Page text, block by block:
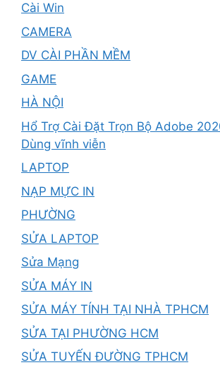
Cài Win
CAMERA
DV CÀI PHẦN MỀM
GAME
HÀ NỘI
Hổ Trợ Cài Đặt Trọn Bộ Adobe
Dùng vĩnh viễn
LAPTOP
NẠP MỰC IN
PHƯỜNG
SỬA LAPTOP
Sửa Mạng
SỬA MÁY IN
SỬA MÁY TÍNH TẠI NHÀ TPHCM
SỬA TẠI PHƯỜNG HCM
SỬA TUYẾN ĐƯỜNG TPHCM